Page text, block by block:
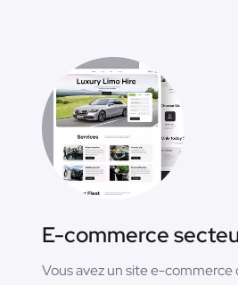
E-commerce
Vous avez un site e-commerce